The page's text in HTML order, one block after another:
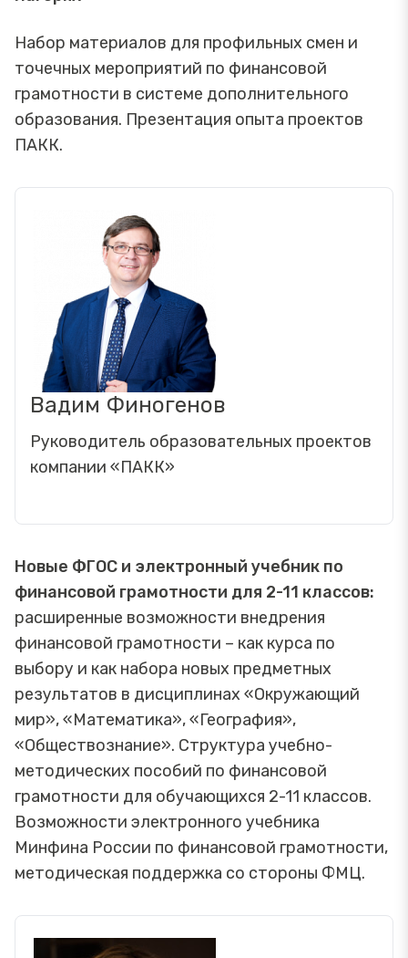
Набор материалов для профильных смен и
точечных мероприятий по финансовой
грамотности в системе дополнительного
образования. Презентация опыта проектов
ПАКК.
Вадим Финогенов
Руководитель образовательных проектов
компании «ПАКК»
Новые ФГОС и электронный учебник по
финансовой грамотности для 2-11 классов:
расширенные возможности внедрения
финансовой грамотности – как курса по
выбору и как набора новых предметных
результатов в дисциплинах «Окружающий
мир», «Математика», «География»,
«Обществознание». Структура учебно-
методических пособий по финансовой
грамотности для обучающихся 2-11 классов.
Возможности электронного учебника
Минфина России по финансовой грамотности,
методическая поддержка со стороны ФМЦ.